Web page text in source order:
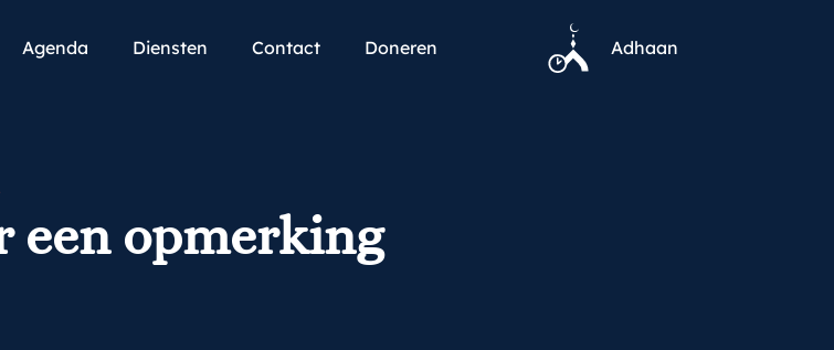
Agenda Diensten Contact Doneren Adhaan
een opmerking